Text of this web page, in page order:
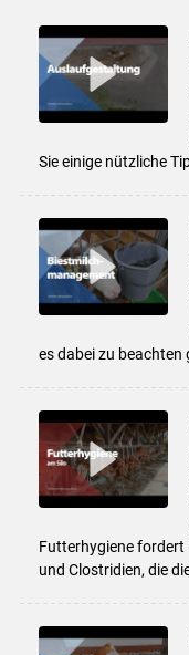
Sie einige nützliche
es dabei zu beachten
Futterhygiene fordert
und Clostridien, die